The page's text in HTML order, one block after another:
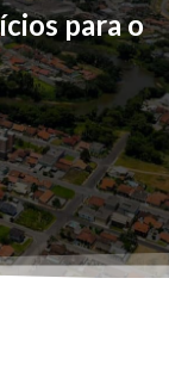
para o